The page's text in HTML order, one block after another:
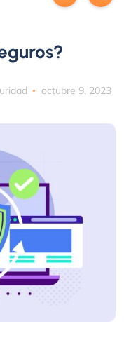
octubre 9, 2023